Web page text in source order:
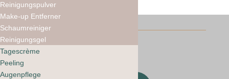
Reinigungspulver
Make-up Entferner
Schaumreiniger
Reinigungsgel
Tagescrème
Peeling
Augenpflege